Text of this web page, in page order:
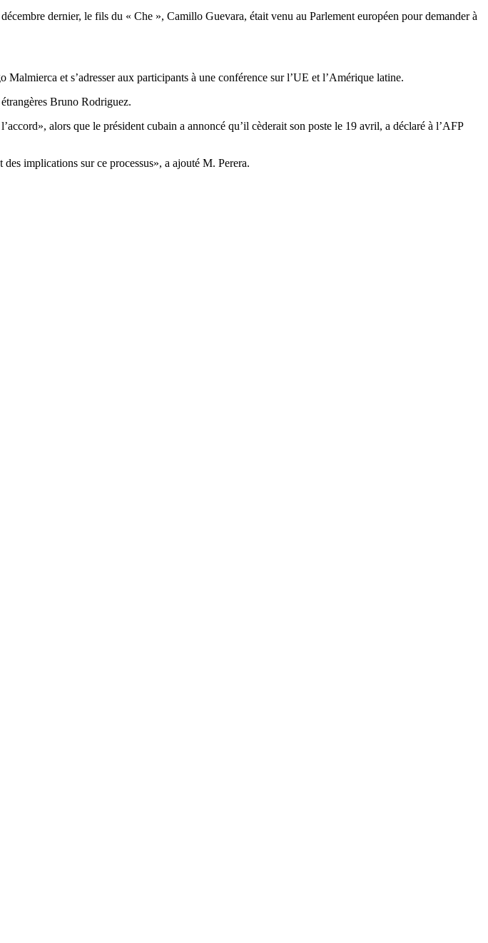
dernier, le fils du « Che », Camillo Guevara, était venu au Parlement européen pour demander à
et s’adresser aux participants à une conférence sur l’UE et l’Amérique latine.
Bruno Rodriguez.
alors que le président cubain a annoncé qu’il cèderait son poste le 19 avril, a déclaré à l’AFP
implications sur ce processus», a ajouté M. Perera.